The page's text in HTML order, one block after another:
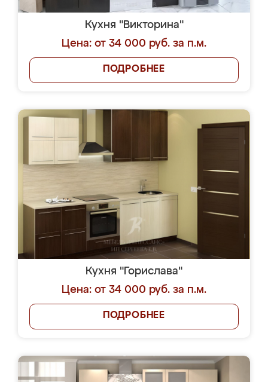
Кухня "Викторина"
Цена: от 34 000 руб. за п.м.
ПОДРОБНЕЕ
Кухня "Горислава"
Цена: от 34 000 руб. за п.м.
ПОДРОБНЕЕ